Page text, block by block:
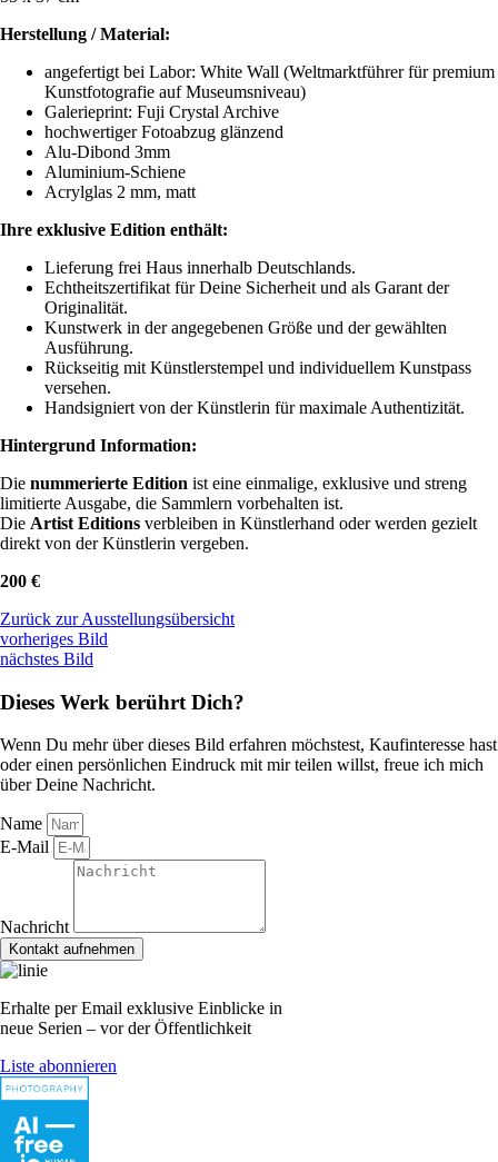
Herstellung / Material:
angefertigt bei Labor: White Wall (Weltmarktführer für premium
Kunstfotografie auf Museumsniveau)
Galerieprint: Fuji Crystal Archive
hochwertiger Fotoabzug glänzend
Alu-Dibond 3mm
Aluminium-Schiene
Acrylglas 2 mm, matt
Ihre exklusive Edition enthält:
Lieferung frei Haus innerhalb Deutschlands.
Echtheitszertifikat für Deine Sicherheit und als Garant der
Originalität.
Kunstwerk in der angegebenen Größe und der gewählten
Ausführung.
Rückseitig mit Künstlerstempel und individuellem Kunstpass
versehen.
Handsigniert von der Künstlerin für maximale Authentizität.
Hintergrund Information:
Die nummerierte Edition ist eine einmalige, exklusive und streng
limitierte Ausgabe, die Sammlern vorbehalten ist.
Die Artist Editions verbleiben in Künstlerhand oder werden gezielt
direkt von der Künstlerin vergeben.
200 €
Zurück zur Ausstellungsübersicht
vorheriges Bild
nächstes Bild
Dieses Werk berührt Dich?
Wenn Du mehr über dieses Bild erfahren möchstest, Kaufinteresse hast
oder einen persönlichen Eindruck mit mir teilen willst, freue ich mich
über Deine Nachricht.
Name
E-Mail
Nachricht
Kontakt aufnehmen
Erhalte per Email exklusive Einblicke in
neue Serien – vor der Öffentlichkeit
Liste abonnieren